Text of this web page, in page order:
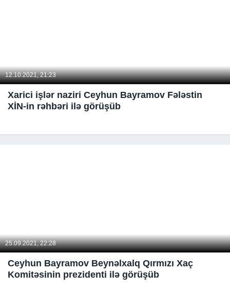
12.10.2021, 21:23
Xarici işlər naziri Ceyhun Bayramov Fələstin
XİN-in rəhbəri ilə görüşüb
25.09.2021, 22:28
Ceyhun Bayramov Beynəlxalq Qırmızı Xaç
Komitəsinin prezidenti ilə görüşüb